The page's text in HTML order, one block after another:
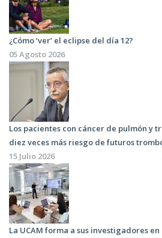
¿Cómo ‘ver’ el eclipse del día 12?
05 Agosto 2026
Los pacientes con cáncer de pulmón y
diez veces más riesgo de futuros
15 Julio 2026
La UCAM forma a sus investigadores